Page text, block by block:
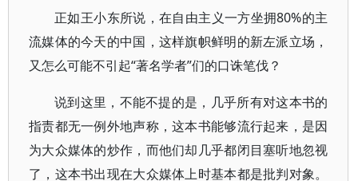
正如王小东所说，在自由主义一方坐拥80%的主
流媒体的今天的中国，这样旗帜鲜明的新左派立场，
又怎么可能不引起“著名学者”们的口诛笔伐？
说到这里，不能不提的是，几乎所有对这本书的
指责都无一例外地声称，这本书能够流行起来，是因
为大众媒体的炒作，而他们却几乎都闭目塞听地忽视
了，这本书出现在大众媒体上时基本都是批判对象。